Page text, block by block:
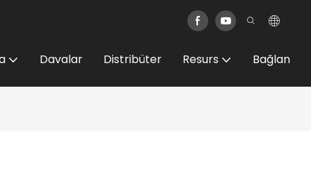
Davalar Distribüter Resurs Bağlan